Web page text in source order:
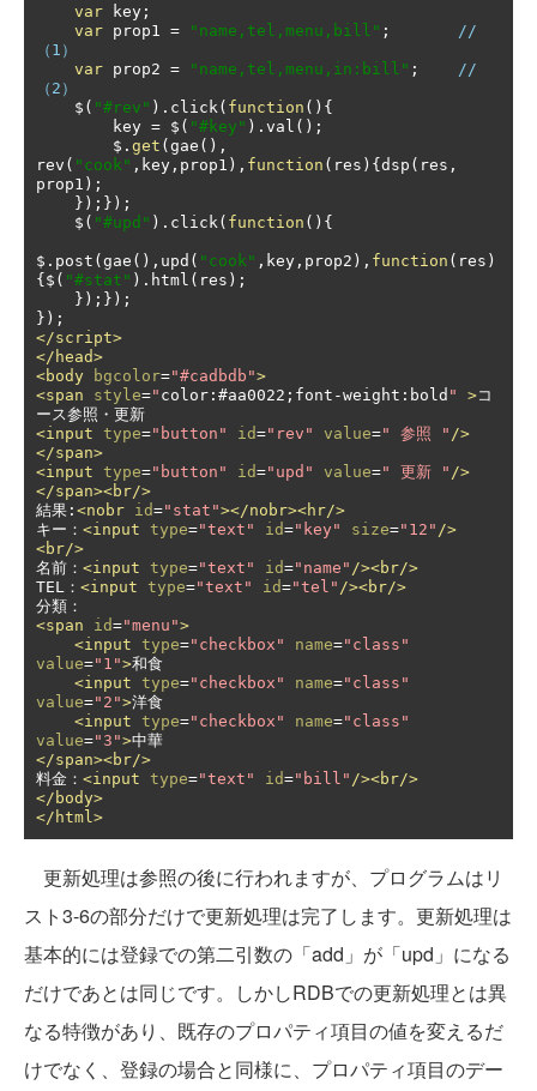
var key ;
var prop1 = "name,tel,menu,bill" ;
//
（1）
var prop2 = "name,tel,menu,in:bill" ;
//
（2）
    $
( "#rev" ). click ( function (){
        key
= $ ( "#key" ). val ();
        $
. get (gae (),
rev ( "cook" , key , prop1 ), function ( res ){dsp ( res ,
prop1 );
});});
    $
( "#upd" ). click ( function (){
$ . post (gae (), upd ( "cook" , key , prop2 ), function ( res )
{$ ( "#stat" ). html ( res );
});});
});
</script>
</head>
<body
bgcolor="#cadbdb">
<span
style=" color :#aa0022 ; font -weight : bold " >コ
<input type="button" id="rev" value=" 参照 " />
</span>
<input type="button" id="upd" value=" 更新 " />
</span><br/>
結果: <nobr id="stat"></nobr><hr/>
キー： <input type="text" id="key" size="12" />
<br/>
名前： <input type="text" id="name" /><br/>
TEL： <input type="text" id="tel" /><br/>
<span
id="menu">
<input type="checkbox" name="class"
value="1">和食
<input type="checkbox" name="class"
value="2">洋食
<input type="checkbox" name="class"
value="3">
</span><br/>
料金： <input type="text" id="bill" /><br/>
</body>
</html>
更新処理は参照の後に行われますが、プログラムはリ
スト3-6の部分だけで更新処理は完了します。更新処理は
基本的には登録での第二引数の「add」が「upd」になる
だけであとは同じです。しかしRDBでの更新処理とは異
なる特徴があり、既存のプロパティ項目の値を変えるだ
けでなく、登録の場合と同様に、プロパティ項目のデー